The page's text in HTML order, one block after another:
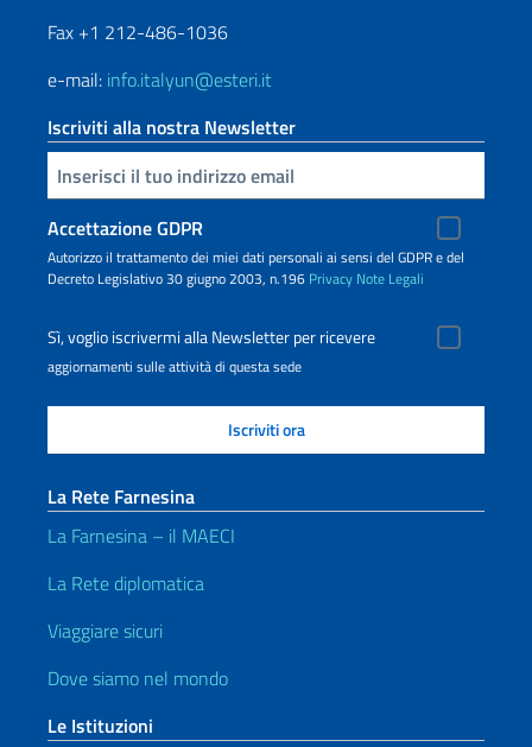
Fax +1 212-486-1036
e-mail: info.italyun@esteri.it
Iscriviti alla nostra Newsletter
Inserisci la tua email
Accettazione GDPR
Autorizzo il trattamento dei miei dati personali ai sensi del GDPR e del
Decreto Legislativo 30 giugno 2003, n.196 Privacy Note Legali
Sì, voglio iscrivermi alla Newsletter per ricevere
aggiornamenti sulle attività di questa sede
La Rete Farnesina
La Farnesina – il MAECI
La Rete diplomatica
Viaggiare sicuri
Dove siamo nel mondo
Le Istituzioni